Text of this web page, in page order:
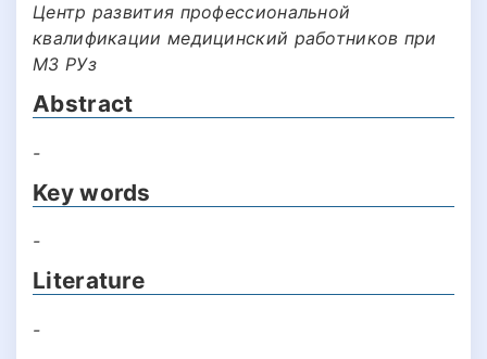
Центр развития профессиональной
квалификации медицинский работников при
М3 РУз
Abstract
-
Key words
-
Literature
-